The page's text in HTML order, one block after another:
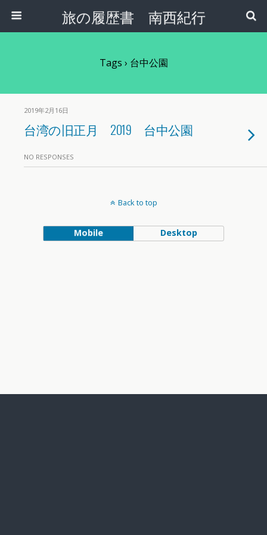
旅の履歴書 南西紀行
Tags › 台中公園
2019年2月16日
台湾の旧正月 2019 台中公園
NO RESPONSES
Back to top
Mobile Desktop